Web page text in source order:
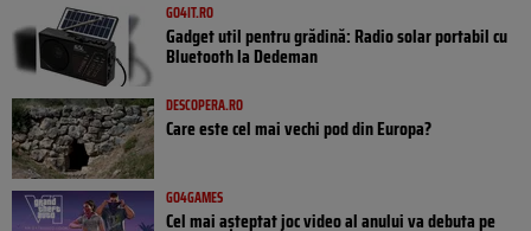
GO4IT.RO
Gadget util pentru grădină: Radio solar portabil cu
Bluetooth la Dedeman
DESCOPERA.RO
Care este cel mai vechi pod din Europa?
GO4GAMES
Cel mai așteptat joc video al anului va debuta pe